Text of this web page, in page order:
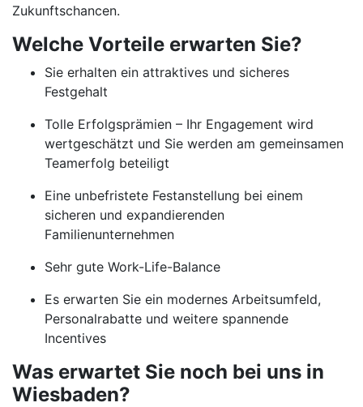
Zukunftschancen.
Welche Vorteile erwarten Sie?
Sie erhalten ein attraktives und sicheres
Festgehalt
Tolle Erfolgsprämien – Ihr Engagement wird
wertgeschätzt und Sie werden am gemeinsamen
Teamerfolg beteiligt
Eine unbefristete Festanstellung bei einem
sicheren und expandierenden
Familienunternehmen
Sehr gute Work-Life-Balance
Es erwarten Sie ein modernes Arbeitsumfeld,
Personalrabatte und weitere spannende
Incentives
Was erwartet Sie noch bei uns in
Wiesbaden?